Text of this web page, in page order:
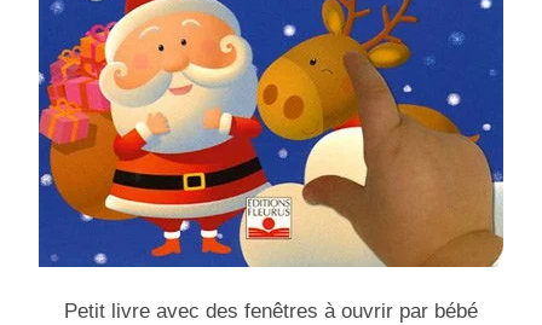
Petit livre avec des fenêtres à ouvrir par bébé